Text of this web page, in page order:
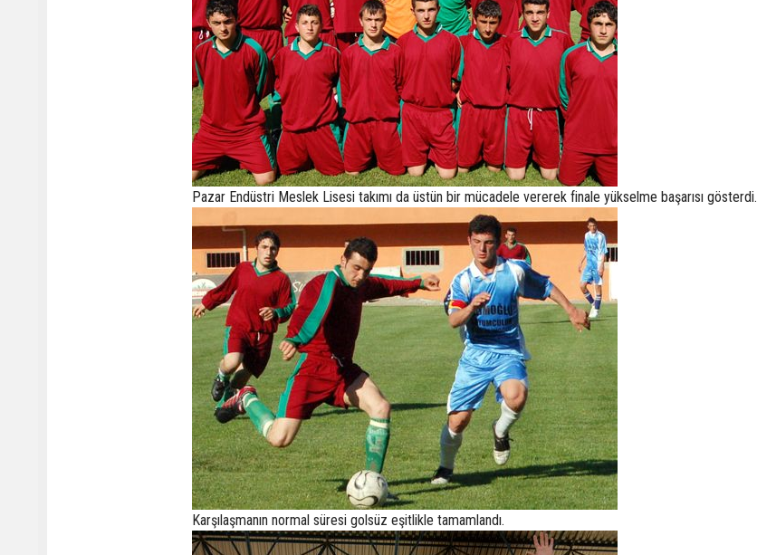
Pazar Endüstri Meslek Lisesi takımı da üstün bir mücadele vererek finale yükselme başarısı gösterdi.
Karşılaşmanın normal süresi golsüz eşitlikle tamamlandı.